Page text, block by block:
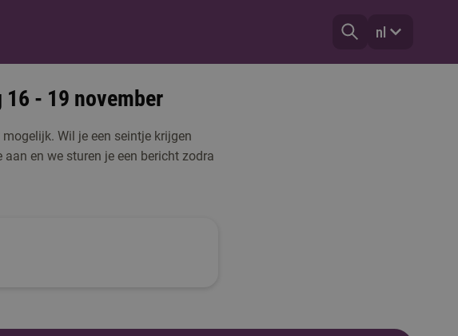
nl
- 19 november
Wil je een seintje krijgen
en we sturen je een bericht zodra